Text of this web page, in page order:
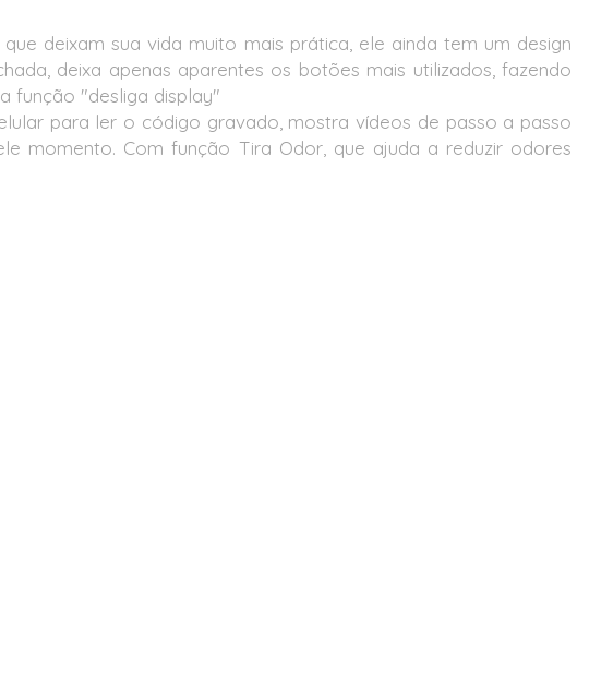
que deixam sua vida muito mais prática, ele ainda tem um design
deixa apenas aparentes os botões mais utilizados, fazendo
função "desliga display"
para ler o código gravado, mostra vídeos de passo a passo
momento. Com função Tira Odor, que ajuda a reduzir odores